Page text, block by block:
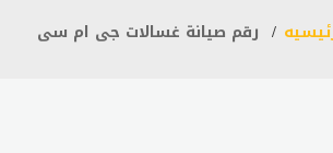
رقم صيانة غسالات جى ام سى